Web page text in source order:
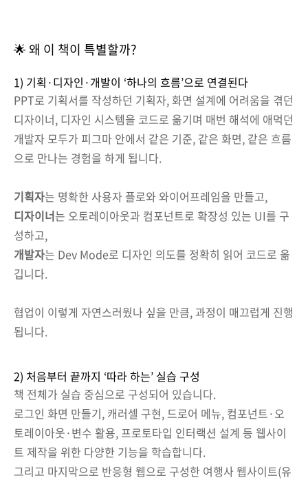
🌟 왜 이 책이 특별할까?
1) 기획·디자인·개발이 ‘하나의 흐름’으로 연결된다
PPT로 기획서를 작성하던 기획자, 화면 설계에 어려움을 겪던
디자이너, 디자인 시스템을 코드로 옮기며 매번 해석에 애먹던
개발자 모두가 피그마 안에서 같은 기준, 같은 화면, 같은 흐름
으로 만나는 경험을 하게 됩니다.
기획자는 명확한 사용자 플로와 와이어프레임을 만들고,
디자이너는 오토레이아웃과 컴포넌트로 확장성 있는 UI를 구
성하고,
개발자는 Dev Mode로 디자인 의도를 정확히 읽어 코드로 옮
깁니다.
협업이 이렇게 자연스러웠나 싶을 만큼, 과정이 매끄럽게 진행
됩니다.
2) 처음부터 끝까지 ‘따라 하는’ 실습 구성
책 전체가 실습 중심으로 구성되어 있습니다.
로그인 화면 만들기, 캐러셀 구현, 드로어 메뉴, 컴포넌트·오
토레이아웃·변수 활용, 프로토타입 인터랙션 설계 등 웹사이
트 제작을 위한 다양한 기능을 학습합니다.
그리고 마지막으로 반응형 웹으로 구성한 여행사 웹사이트(유